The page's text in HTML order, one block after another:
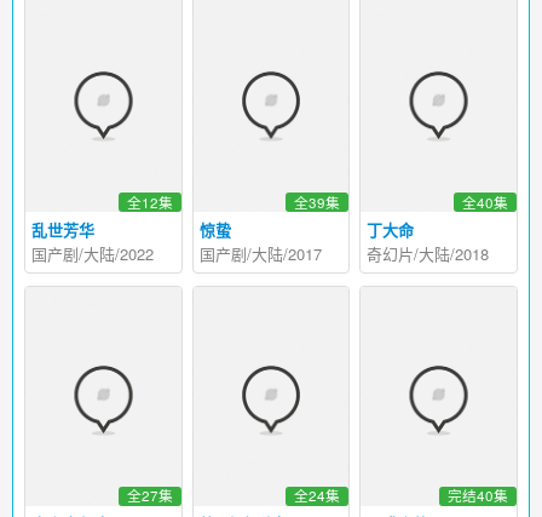
乱世芳华
全12集
国产剧/大陆/2022
惊蛰
全39集
国产剧/大陆/2017
丁大命
全40集
奇幻片/大陆/2018
全27集 全24集 完结40集